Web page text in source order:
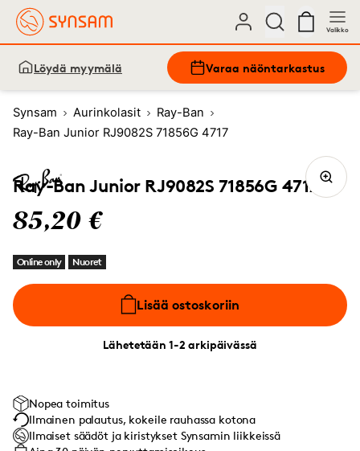
Valikko
Löydä myymälä Varaa näöntarkastus
Synsam Aurinkolasit
Ray-Ban
Ray-Ban Junior RJ9082S 71856G 4717
Ray-Ban Junior RJ9082S 71856G 4717
85,20 €
Online only Nuoret
Lisää ostoskoriin
Lähetetään 1-2 arkipäivässä
Nopea toimitus
Ilmainen palautus, kokeile rauhassa kotona
Ilmaiset säädöt ja kiristykset Synsamin liikkeissä